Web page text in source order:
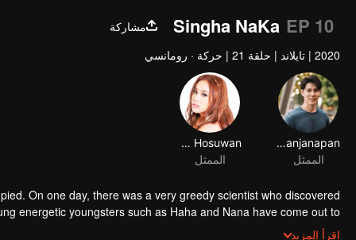
Singha NaKa EP 10
مشاركة
2020
| تايلاند | حلقة 21 | حركة · رومانسي
Chantana Kritkanjanapan
الممثل
Eisaya Hosuwan
الممثل
On one day, there was a very greedy scientist who discovered
energetic youngsters such as Haha and Nana have come out to
The mission is to stumble upon the love story. Make sure to make
اقرأ المزيد